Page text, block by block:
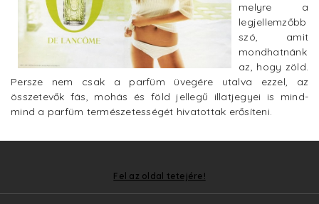
melyre a
legjellemzőbb
szó, amit
mondhatnánk
az, hogy zöld.
Persze nem csak a parfüm üvegére utalva ezzel, az
összetevők fás, mohás és föld jellegű illatjegyei is mind-
mind a parfüm természetességét hivatottak erősíteni.
Fel az oldal tetejére!